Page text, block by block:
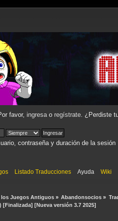
favor, ingresao regístrate. ¿Perdiste
contraseña y duración de la sesión
Listado Traducciones Ayuda Wiki
Juegos Antiguos» Abandonsocios »
[Nueva versión 3.7 2025]